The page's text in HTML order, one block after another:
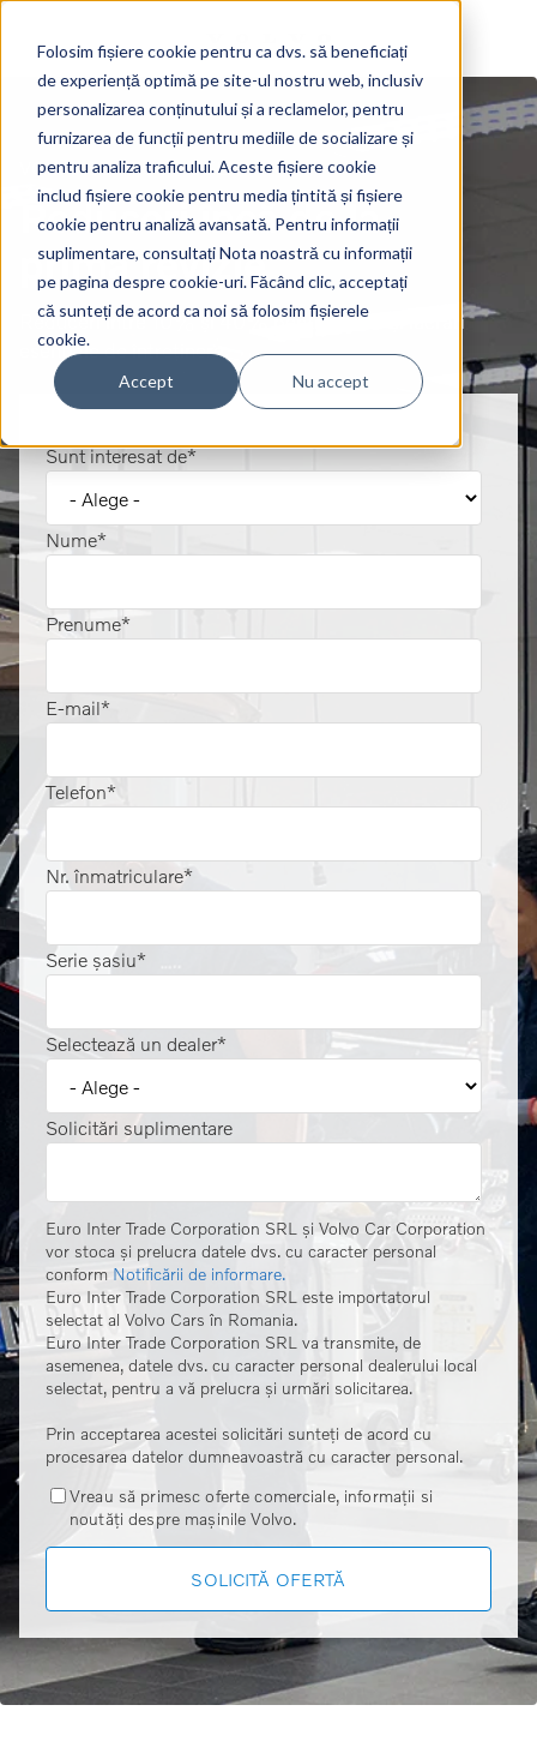
Folosim fișiere cookie pentru ca dvs. să beneficiați
de experiență optimă pe site-ul nostru web, inclusiv
personalizarea conținutului și a reclamelor, pentru
furnizarea de funcții pentru mediile de socializare și
pentru analiza traficului. Aceste fișiere cookie
includ fișiere cookie pentru media țintită și fișiere
cookie pentru analiză avansată. Pentru informații
suplimentare, consultați Nota noastră cu informații
pe pagina despre cookie-uri. Făcând clic, acceptați
că sunteți de acord ca noi să folosim fișierele
cookie.
Accept Nu accept
VOLVO SERVICE FIDELITY
Reduceri încă de la
prima revizie
Reduceri între 10% și 40% pentru piese și lucrări
esențiale de întreținere.
Sunt interesat de*
Nume*
Prenume*
E-mail*
Telefon*
Nr. înmatriculare*
Serie șasiu*
Selectează un dealer*
Solicitări suplimentare
Euro Inter Trade Corporation SRL și Volvo Car Corporation
vor stoca și prelucra datele dvs. cu caracter personal
conform Notificării de informare.
Euro Inter Trade Corporation SRL este importatorul
selectat al Volvo Cars în Romania.
Euro Inter Trade Corporation SRL va transmite, de
asemenea, datele dvs. cu caracter personal dealerului local
selectat, pentru a vă prelucra și urmări solicitarea.
Prin acceptarea acestei solicitări sunteți de acord cu
procesarea datelor dumneavoastră cu caracter personal.
Vreau să primesc oferte comerciale, informații si
noutăți despre mașinile Volvo.